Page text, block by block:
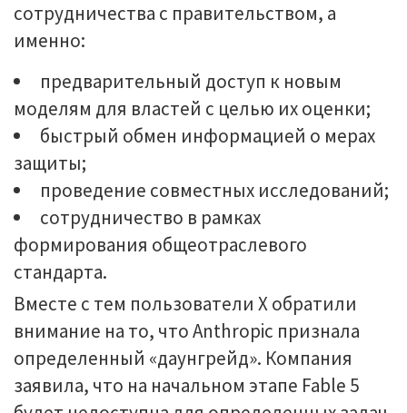
сотрудничества с правительством, а
именно:
предварительный доступ к новым
моделям для властей с целью их оценки;
быстрый обмен информацией о мерах
защиты;
проведение совместных исследований;
сотрудничество в рамках
формирования общеотраслевого
стандарта.
Вместе с тем пользователи X обратили
внимание на то, что Anthropic признала
определенный «даунгрейд». Компания
заявила, что на начальном этапе Fable 5